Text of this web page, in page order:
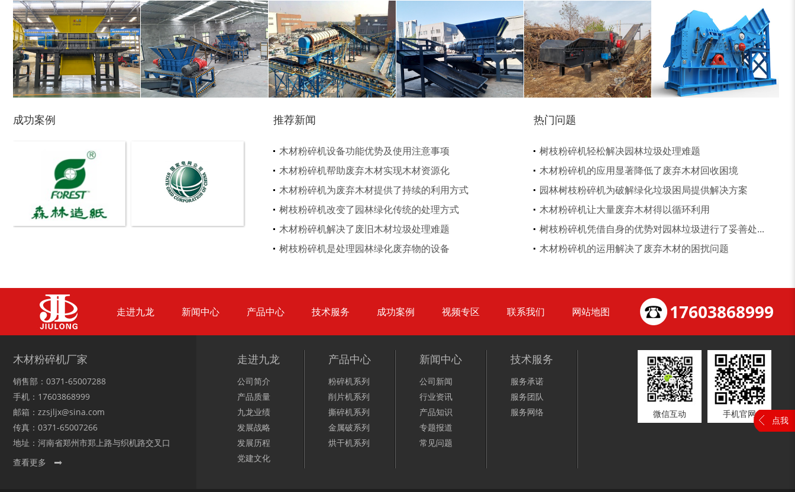
木材撕碎机 RDF燃料生产设备 生活垃圾处理设备... 工业固废处理设备... 木材削片机 金属破碎机
生物质综合破碎机... 废钢破碎机 模板破碎机 装修垃圾处理设备... 废家电破碎机
金属压块破碎机 塑料粉碎机 小型撕碎机 稻草秸秆撕碎机
秸秆青贮粉碎机 彩钢瓦破碎机 大型铡草机
成功案例 推荐新闻
木材粉碎机设备功能优势及使用注意事项
木材粉碎机帮助废弃木材实现木材资源化
木材粉碎机为废弃木材提供了持续的利用方式
树枝粉碎机改变了园林绿化传统的处理方式
木材粉碎机解决了废旧木材垃圾处理难题
树枝粉碎机是处理园林绿化废弃物的设备
热门问题
树枝粉碎机轻松解决园林垃圾处理难题
木材粉碎机的应用显著降低了废弃木材回收困境
园林树枝粉碎机为破解绿化垃圾困局提供解决方案
木材粉碎机让大量废弃木材得以循环利用
树枝粉碎机凭借自身的优势对园林垃圾进行了妥善处...
木材粉碎机的运用解决了废弃木材的困扰问题
走进九龙 新闻中心 产品中心 技术服务 成功案例 视频专区 联系我们 网站地图 17603868999
木材粉碎机厂家
销售部：0371-65007288
手机：17603868999
邮箱：zzsjljx@sina.com
传真：0371-65007266
地址：河南省郑州市郑上路与织机路交叉口
查看更多
走进九龙
公司简介
产品质量
九龙业绩
发展战略
发展历程
党建文化
产品中心
粉碎机系列
削片机系列
撕碎机系列
金属破系列
烘干机系列
新闻中心
公司新闻
行业资讯
产品知识
专题报道
常见问题
技术服务
服务承诺
服务团队
服务网络
微信互动 手机官网
点我